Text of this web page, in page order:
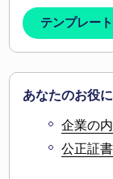
テンプレー
あなたのお役
企業の
公正証